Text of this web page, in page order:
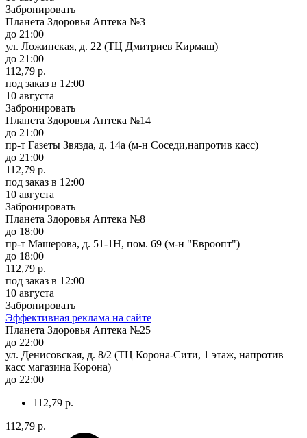
Забронировать
Планета Здоровья Аптека №3
до 21:00
ул. Ложинская, д. 22 (ТЦ Дмитриев Кирмаш)
до 21:00
112,79 р.
под заказ в 12:00
10 августа
Забронировать
Планета Здоровья Аптека №14
до 21:00
пр-т Газеты Звязда, д. 14а (м-н Соседи,напротив касс)
до 21:00
112,79 р.
под заказ в 12:00
10 августа
Забронировать
Планета Здоровья Аптека №8
до 18:00
пр-т Машерова, д. 51-1Н, пом. 69 (м-н "Евроопт")
до 18:00
112,79 р.
под заказ в 12:00
10 августа
Забронировать
Эффективная реклама на сайте
Планета Здоровья Аптека №25
до 22:00
ул. Денисовская, д. 8/2 (ТЦ Корона-Сити, 1 этаж, напротив
касс магазина Корона)
до 22:00
112,79 р.
112,79 р.